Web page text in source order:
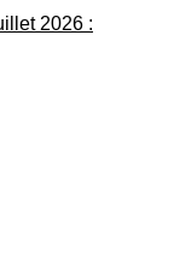
2026 :